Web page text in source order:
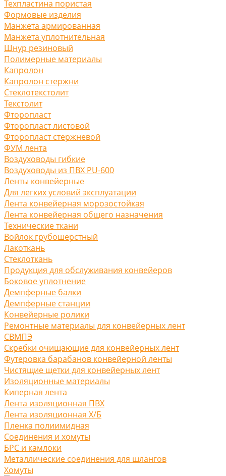
Техпластина пористая
Формовые изделия
Манжета армированная
Манжета уплотнительная
Шнур резиновый
Полимерные материалы
Капролон
Капролон стержни
Стеклотекстолит
Текстолит
Фторопласт
Фторопласт листовой
Фторопласт стержневой
ФУМ лента
Воздуховоды гибкие
Воздуховоды из ПВХ PU-600
Ленты конвейерные
Для легких условий эксплуатации
Лента конвейерная морозостойкая
Лента конвейерная общего назначения
Технические ткани
Войлок грубошерстный
Лакоткань
Стеклоткань
Продукция для обслуживания конвейеров
Боковое уплотнение
Демпферные балки
Демпферные станции
Конвейерные ролики
Ремонтные материалы для конвейерных лент
СВМПЭ
Скребки очищающие для конвейерных лент
Футеровка барабанов конвейерной ленты
Чистящие щетки для конвейерных лент
Изоляционные материалы
Киперная лента
Лента изоляционная ПВХ
Лента изоляционная Х/Б
Пленка полиимидная
Соединения и хомуты
БРС и камлоки
Металлические соединения для шлангов
Хомуты